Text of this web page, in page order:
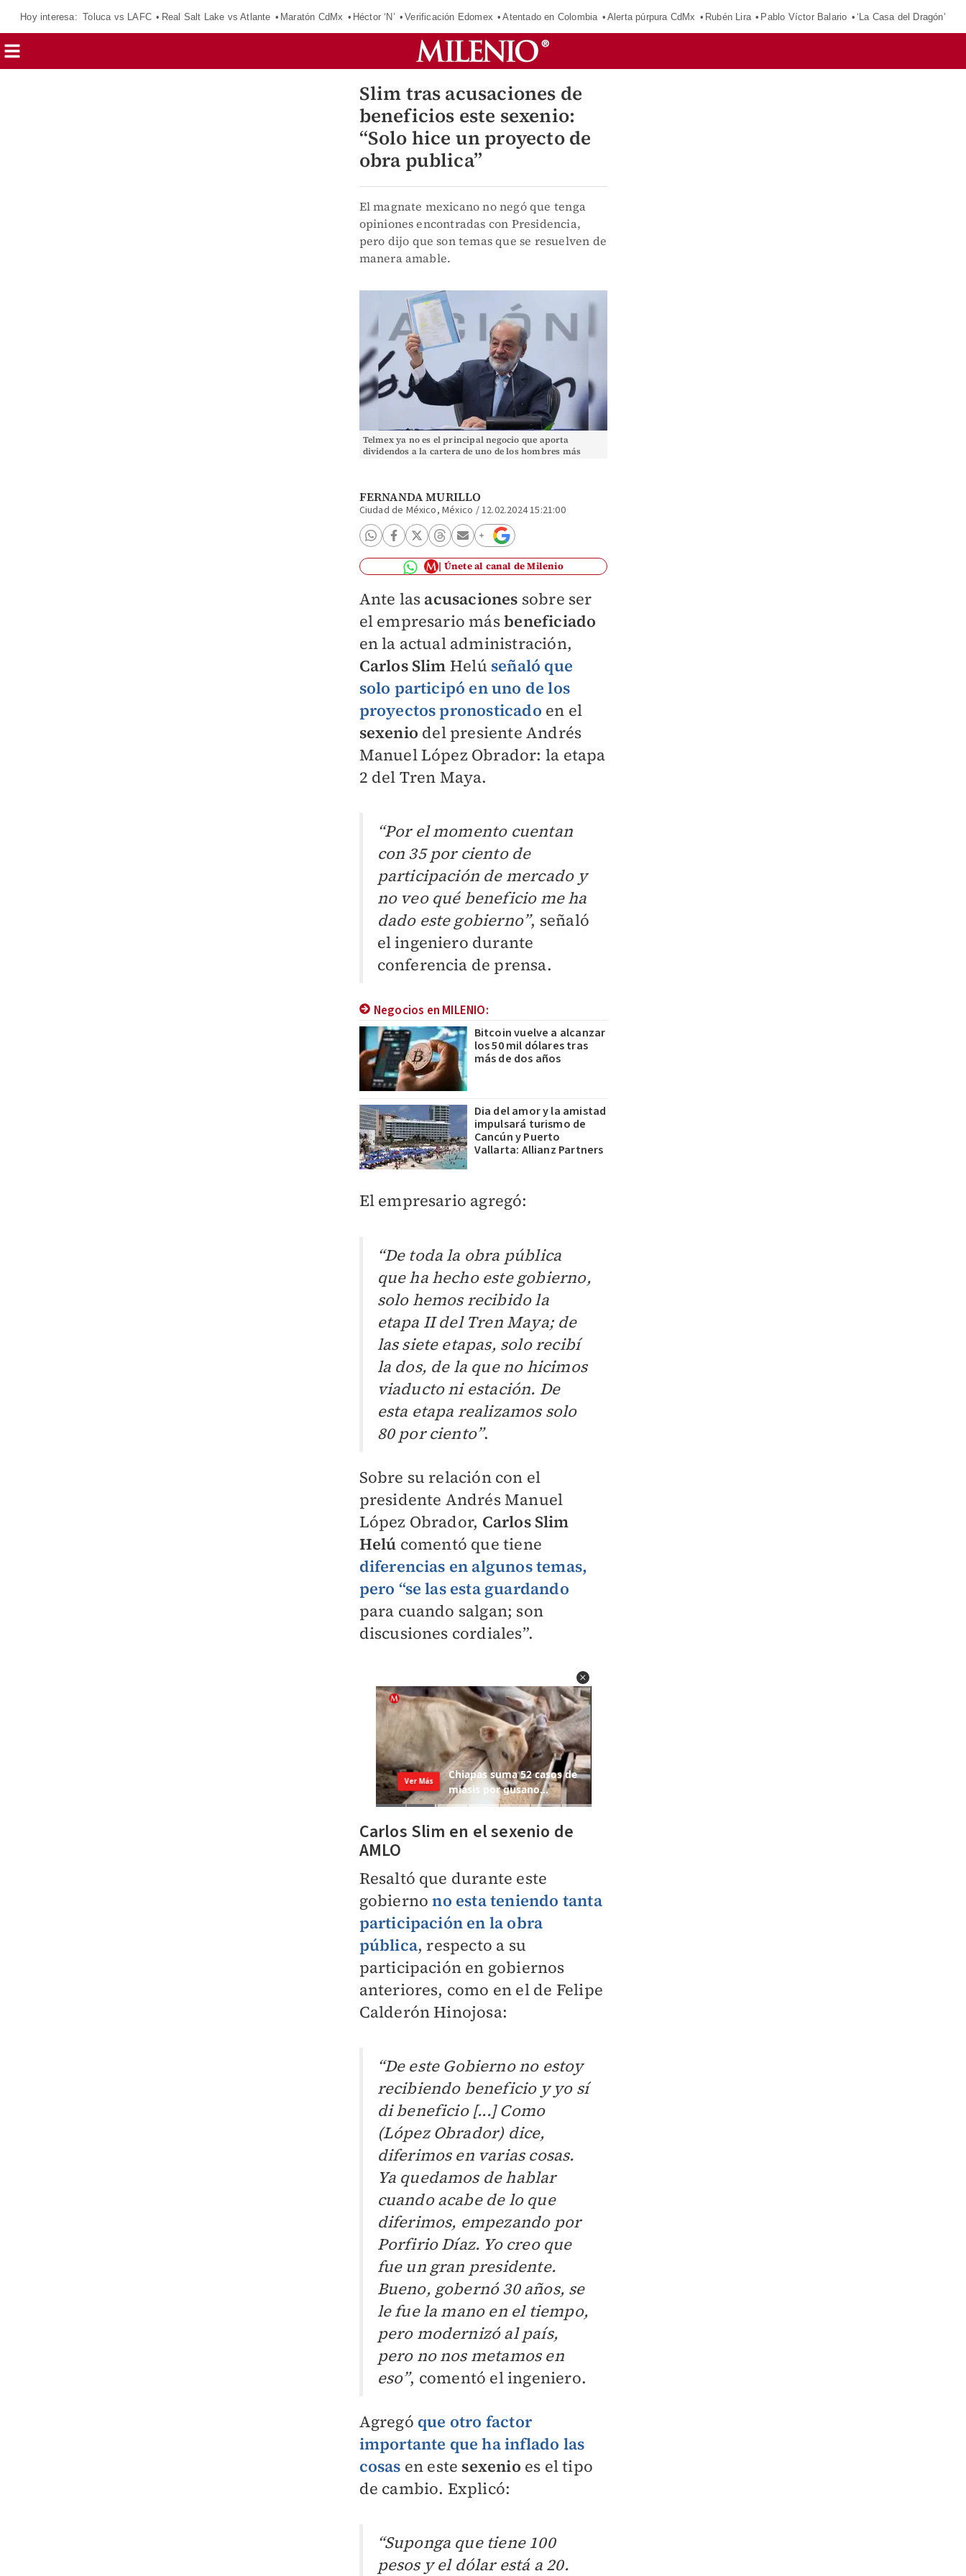
Hoy interesa: Toluca vs LAFC Real Salt Lake vs Atlante Maratón CdMx Héctor ‘N’ Verificación Edomex Atentado en Colombia Alerta púrpura CdMx Rubén Lira Pablo Víctor Balario ‘La Casa del Dragón’
Slim tras acusaciones de
beneficios este sexenio:
“Solo hice un proyecto de
obra publica”
El magnate mexicano no negó que tenga
opiniones encontradas con Presidencia,
pero dijo que son temas que se resuelven de
manera amable.
Telmex ya no es el principal negocio que aporta
dividendos a la cartera de uno de los hombres más
FERNANDA MURILLO
Ciudad de México, México /12.02.2024 15:21:00
Únete al canal de Milenio
Ante las acusaciones sobre ser
el empresario másbeneficiado
en la actual administración,
Carlos Slim Helú señaló que
solo participó en uno de los
proyectos pronosticado en el
sexenio del presiente Andrés
Manuel López Obrador: la etapa
2 del Tren Maya.
“Por el momento cuentan
con 35 por ciento de
participación de mercado y
no veo qué beneficio me ha
dado este gobierno”, señaló
el ingeniero durante
conferencia de prensa.
Negocios en MILENIO:
Bitcoin vuelve a alcanzar
los 50 mil dólares tras
más de dos años
Dia del amor y la amistad
impulsará turismo de
Cancún y Puerto
Vallarta: Allianz Partners
El empresario agregó:
“De toda la obra pública
que ha hecho este gobierno,
solo hemos recibido la
etapa II del Tren Maya; de
las siete etapas, solo recibí
la dos, de la que no hicimos
viaducto ni estación. De
esta etapa realizamos solo
80 por ciento”.
Sobre su relación con el
presidente Andrés Manuel
López Obrador, Carlos Slim
Helú comentó que tiene
diferencias en algunos temas,
pero “se las esta guardando
para cuando salgan; son
discusiones cordiales”.
Carlos Slim en elsexenio de
AMLO
Resaltó que durante este
gobiernono esta teniendo tanta
participación en la obra
pública, respecto a su
participación en gobiernos
anteriores, como en el de Felipe
Calderón Hinojosa:
“De este Gobierno no estoy
recibiendo beneficio y yo sí
di beneficio [...]Como
(López Obrador) dice,
diferimos en varias cosas.
Ya quedamos de hablar
cuando acabe de lo que
diferimos, empezando por
Porfirio Díaz. Yo creo que
fue un gran presidente.
Bueno, gobernó 30 años, se
le fue la mano en el tiempo,
pero modernizó al país,
pero no nos metamos en
eso”, comentó el ingeniero.
Agregó que otro factor
importante que ha inflado las
cosas en este sexenio es el tipo
de cambio. Explicó:
“Suponga que tiene 100
pesos y el dólar está a 20.